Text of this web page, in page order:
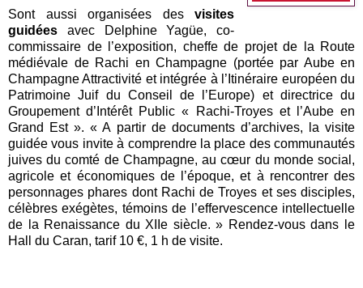
Sont aussi organisées desvisites
guidées avec Delphine Yagüe, co-
commissaire de l’exposition, cheffe de projet de la Route
médiévale de Rachi en Champagne (portée par Aube en
Champagne Attractivité et intégrée à l’Itinéraire européen du
Patrimoine Juif du Conseil de l’Europe) et directrice du
Groupement d’Intérêt Public « Rachi-Troyes et l’Aube en
Grand Est ». « A partir de documents d’archives, la visite
guidée vous invite à comprendre la place des communautés
juives du comté de Champagne, au cœur du monde social,
agricole et économiques de l’époque, et à rencontrer des
personnages phares dont Rachi de Troyes et ses disciples,
célèbres exégètes, témoins de l’effervescence intellectuelle
de la Renaissance du XIIe siècle. » Rendez-vous dans le
Hall du Caran, tarif 10 €, 1 h de visite.